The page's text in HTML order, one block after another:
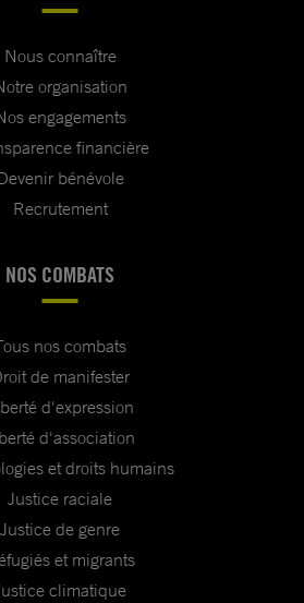
Nous connaître
organisation
engagements
financière
bénévole
Recrutement
NOS COMBATS
nos combats
de manifester
d'expression
d'association
et droits humains
Justice raciale
Justice de genre
et migrants
climatique